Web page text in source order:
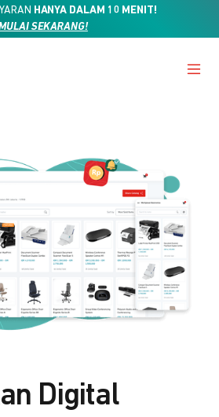
HANYA DALAM 10 MENIT!
SEKARANG!
Digital